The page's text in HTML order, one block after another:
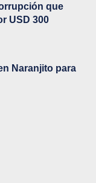
que
USD 300
Naranjito para